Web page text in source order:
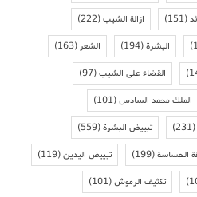
(151) ازالة الشيب(222)
البشرة(194) الشعر(163)
القضاء على الشيب(97)
الملك محمد السادس(101)
(231) تبييض البشرة(559)
الحساسة(199) تبييض اليدين(119)
تكثيف الرموش(101)